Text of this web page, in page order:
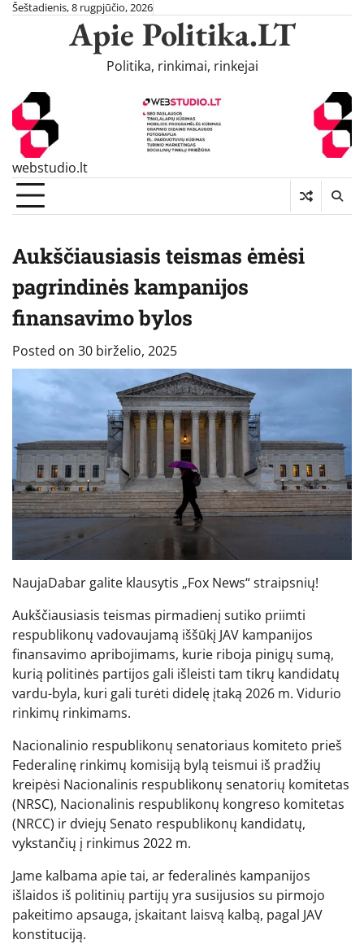
SkipŠeštadienis, 8 rugpjūčio, 2026
Apie Politika.LT
Politika, rinkimai, rinkejai
webstudio.lt
Aukščiausiasis teismas ėmėsi
pagrindinės kampanijos
finansavimo bylos
Posted on 30 birželio, 2025
NaujaDabar galite klausytis „Fox News“ straipsnių!
Aukščiausiasis teismas pirmadienį sutiko priimti
respublikonų vadovaujamą iššūkį JAV kampanijos
finansavimo apribojimams, kurie riboja pinigų sumą,
kurią politinės partijos gali išleisti tam tikrų kandidatų
vardu-byla, kuri gali turėti didelę įtaką 2026 m. Vidurio
rinkimų rinkimams.
Nacionalinio respublikonų senatoriaus komiteto prieš
Federalinę rinkimų komisiją bylą teismui iš pradžių
kreipėsi Nacionalinis respublikonų senatorių komitetas
(NRSC), Nacionalinis respublikonų kongreso komitetas
(NRCC) ir dviejų Senato respublikonų kandidatų,
vykstančių į rinkimus 2022 m.
Jame kalbama apie tai, ar federalinės kampanijos
išlaidos iš politinių partijų yra susijusios su pirmojo
pakeitimo apsauga, įskaitant laisvą kalbą, pagal JAV
konstituciją.